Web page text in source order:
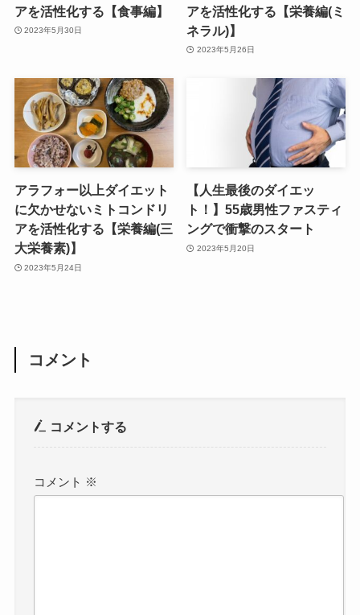
アを活性化する【食事編】
2023年5月30日
アを活性化する【栄養編(ミ
ネラル)】
2023年5月26日
アラフォー以上ダイエット
に欠かせないミトコンドリ
アを活性化する【栄養編(三
大栄養素)】
2023年5月24日
【人生最後のダイエッ
ト！】55歳男性ファスティ
ングで衝撃のスタート
2023年5月20日
コメント
コメントする
コメント ※